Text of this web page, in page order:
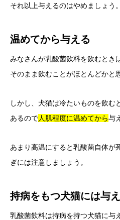
それ以上与えるのはやめましょう。
温めてから与える
みなさんが乳酸菌飲料を飲むとき
そのまま飲むことがほとんどかと
しかし、犬猫は冷たいものを飲む
あるので人肌程度に温めてから与
あまり高温にすると乳酸菌自体が
ぎには注意しましょう。
持病をもつ犬猫には与
乳酸菌飲料は持病を持つ犬猫に与